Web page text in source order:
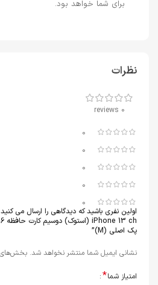
برای شما خواهد بود.
نظرات
0 reviews
0
0
0
0
0
اولین نفری باشید که دیدگاهی را ارسال می
پک اصلی (M)”
نشانی ایمیل شما منتشر نخواهد شد. بخش‌های
امتیاز شما*